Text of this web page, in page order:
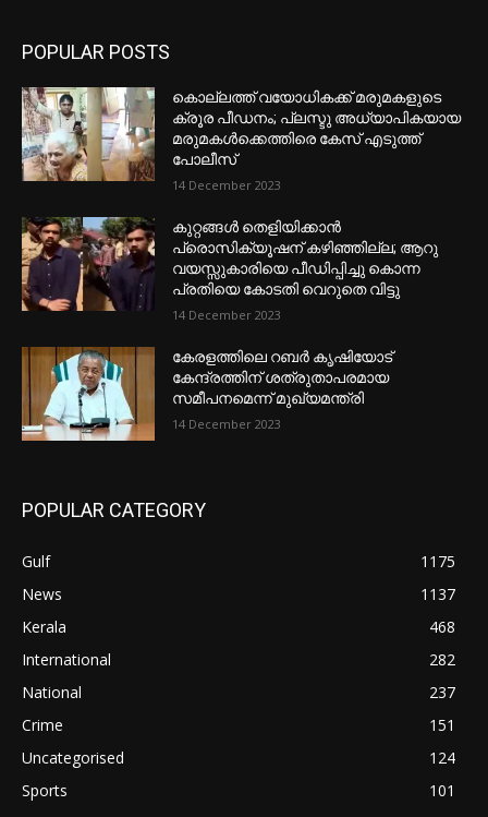
POPULAR POSTS
കൊല്ലത്ത് വയോധികക്ക് മരുമകളുടെ
ക്രൂര പീഡനം; പ്ലസ്ടു അധ്യാപികയായ
മരുമകൾക്കെത്തിരെ കേസ് എടുത്ത്
പോലീസ്
14 December 2023
കുറ്റങ്ങൾ തെളിയിക്കാൻ
പ്രൊസിക്യൂഷന് കഴിഞ്ഞില്ല; ആറു
വയസ്സുകാരിയെ പീഡിപ്പിച്ചു കൊന്ന
പ്രതിയെ കോടതി വെറുതെ വിട്ടു
14 December 2023
കേരളത്തിലെ റബർ കൃഷിയോട്
കേന്ദ്രത്തിന് ശത്രുതാപരമായ
സമീപനമെന്ന് മുഖ്യമന്ത്രി
14 December 2023
POPULAR CATEGORY
Gulf
1175
News
1137
Kerala
468
International
282
National
237
Crime
151
Uncategorised
124
Sports
101